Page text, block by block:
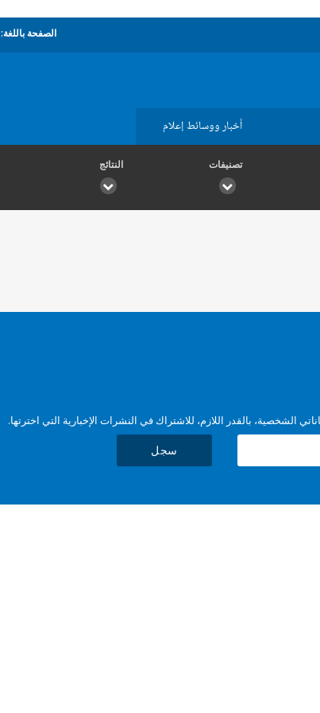
الصفحة باللغة:
أخبار ووسائط إعلام
تصنيفات النتائج
الشخصية، بالقدر اللازم، للاشتراك في النشرات الإخبارية التي اخترتها.
سجل